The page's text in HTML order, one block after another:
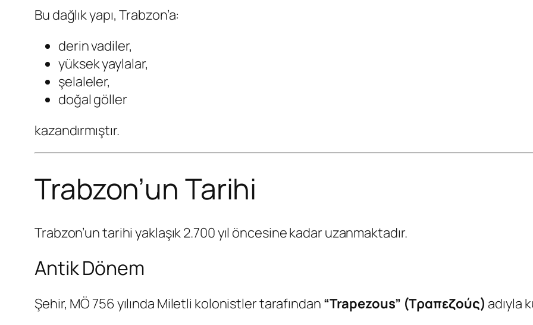
Bu dağlık yapı, Trabzon’a:
derin vadiler,
yüksek yaylalar,
şelaleler,
doğal göller
kazandırmıştır.
Trabzon’un Tarihi
Trabzon’un tarihi yaklaşık 2.700 yıl öncesine kadar uzanmaktadır.
Antik Dönem
Şehir, MÖ 756 yılında Miletli kolonistler tarafından “Trapezous” (Τραπεζούς) adıyla